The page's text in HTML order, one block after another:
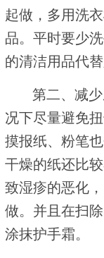
起做，多用洗
品。平时要少
的清洁用品代替
第二、减
况下尽量避免
摸报纸、粉笔
干燥的纸还比
致湿疹的恶化
做。并且在扫
涂抹护手霜。